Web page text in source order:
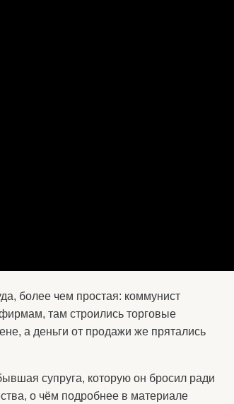
более чем простая: коммунист
там строились торговые
а деньги от продажи же прятались
супруга, которую он бросил ради
о чём подробнее в материале